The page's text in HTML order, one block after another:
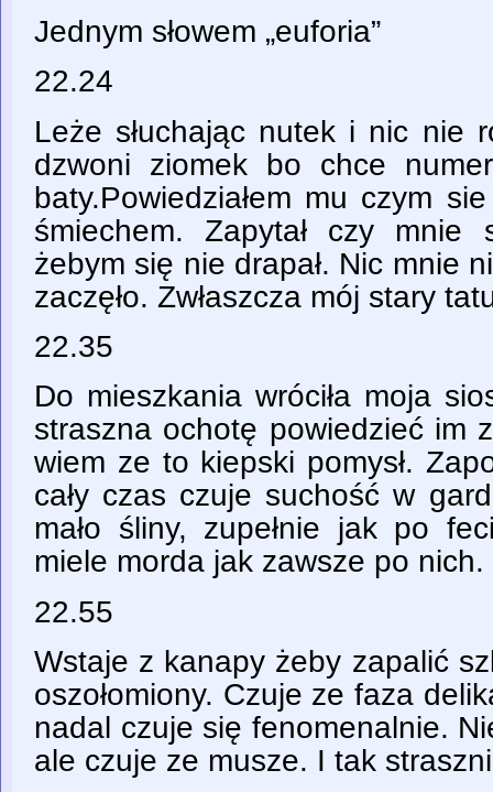
Jednym słowem „euforia”
22.24
Leże słuchając nutek i nic nie
dzwoni ziomek bo chce
baty.Powiedziałem mu czym
śmiechem. Zapytał czy
żebym się nie drapał. Nic mnie
zaczęło. Zwłaszcza mój stary
22.35
Do mieszkania wróciła moja
straszna ochotę powiedzieć im
wiem ze to kiepski pomysł.
cały czas czuje suchość w
mało śliny, zupełnie jak po
miele morda jak zawsze po nich.
22.55
Wstaje z kanapy żeby zapalić
oszołomiony. Czuje ze faza
nadal czuje się fenomenalnie.
ale czuje ze musze. I tak